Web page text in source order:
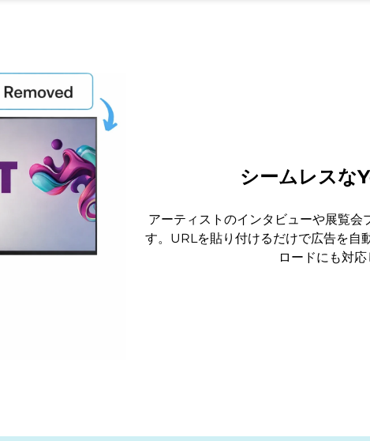
シームレスな
アーティストのインタビューや展覧会
す。URLを貼り付けるだけで広告を自
ロードにも対応